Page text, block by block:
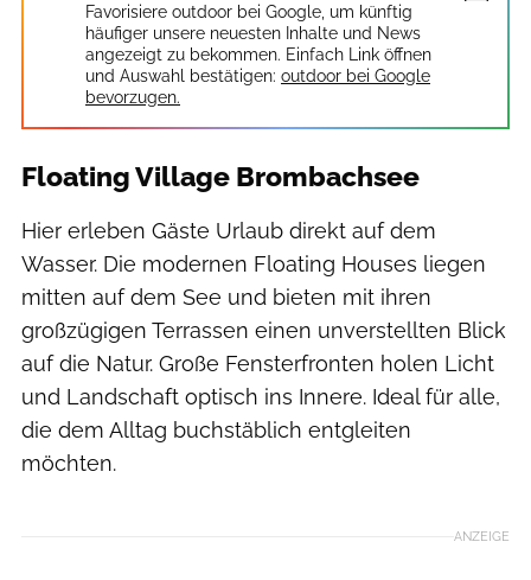
Favorisiere outdoor bei Google, um künftig
häufiger unsere neuesten Inhalte und News
angezeigt zu bekommen. Einfach Link öffnen
und Auswahl bestätigen: outdoor bei Google
bevorzugen.
Floating Village Brombachsee
Hier erleben Gäste Urlaub direkt auf dem
Wasser. Die modernen Floating Houses liegen
mitten auf dem See und bieten mit ihren
großzügigen Terrassen einen unverstellten Blick
auf die Natur. Große Fensterfronten holen Licht
und Landschaft optisch ins Innere. Ideal für alle,
die dem Alltag buchstäblich entgleiten
möchten.
ANZEIGE